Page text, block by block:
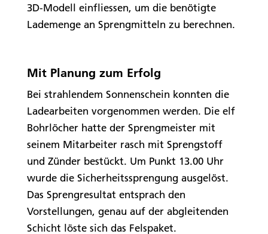
3D-Modell einfliessen, um die benötigte
Lademenge an Sprengmitteln zu berechnen.
Mit Planung zum Erfolg
Bei strahlendem Sonnenschein konnten die
Ladearbeiten vorgenommen werden. Die elf
Bohrlöcher hatte der Sprengmeister mit
seinem Mitarbeiter rasch mit Sprengstoff
und Zünder bestückt. Um Punkt 13.00 Uhr
wurde die Sicherheitssprengung ausgelöst.
Das Sprengresultat entsprach den
Vorstellungen, genau auf der abgleitenden
Schicht löste sich das Felspaket.